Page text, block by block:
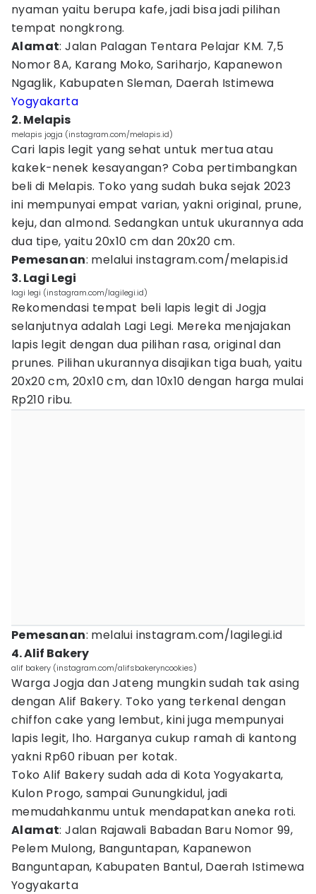
nyaman yaitu berupa kafe, jadi bisa jadi pilihan
tempat nongkrong.
Alamat: Jalan Palagan Tentara Pelajar KM. 7,5
Nomor 8A, Karang Moko, Sariharjo, Kapanewon
Ngaglik, Kabupaten Sleman, Daerah Istimewa
Yogyakarta
2. Melapis
melapis jogja (instagram.com/melapis.id)
Cari lapis legit yang sehat untuk mertua atau
kakek-nenek kesayangan? Coba pertimbangkan
beli di Melapis. Toko yang sudah buka sejak 2023
ini mempunyai empat varian, yakni original, prune,
keju, dan almond. Sedangkan untuk ukurannya ada
dua tipe, yaitu 20x10 cm dan 20x20 cm.
Pemesanan: melalui instagram.com/melapis.id
3. Lagi Legi
lagi legi (instagram.com/lagilegi.id)
Rekomendasi tempat beli lapis legit di Jogja
selanjutnya adalah Lagi Legi. Mereka menjajakan
lapis legit dengan dua pilihan rasa, original dan
prunes. Pilihan ukurannya disajikan tiga buah, yaitu
20x20 cm, 20x10 cm, dan 10x10 dengan harga mulai
Rp210 ribu.
Pemesanan: melalui instagram.com/lagilegi.id
4. Alif Bakery
alif bakery (instagram.com/alifsbakeryncookies)
Warga Jogja dan Jateng mungkin sudah tak asing
dengan Alif Bakery. Toko yang terkenal dengan
chiffon cake yang lembut, kini juga mempunyai
lapis legit, lho. Harganya cukup ramah di kantong
yakni Rp60 ribuan per kotak.
Toko Alif Bakery sudah ada di Kota Yogyakarta,
Kulon Progo, sampai Gunungkidul, jadi
memudahkanmu untuk mendapatkan aneka roti.
Alamat: Jalan Rajawali Babadan Baru Nomor 99,
Pelem Mulong, Banguntapan, Kapanewon
Banguntapan, Kabupaten Bantul, Daerah Istimewa
Yogyakarta